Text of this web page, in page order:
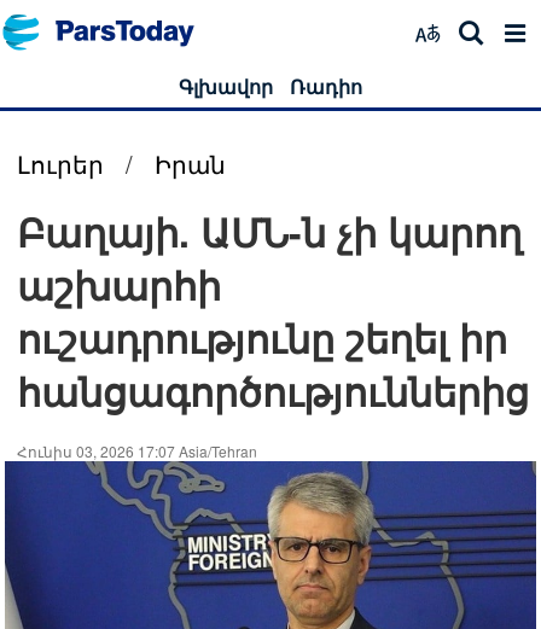
Գլխավոր Ռադիո
Լուրեր / Իրան
Բաղայի. ԱՄՆ-ն չի կարող
աշխարհի
ուշադրությունը շեղել իր
հանցագործություններից
Հունիս 03, 2026 17:07 Asia/Tehran